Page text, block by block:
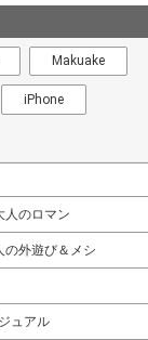
Makuake
iPhone
人のロマン
の外遊び＆メシ
ュアル